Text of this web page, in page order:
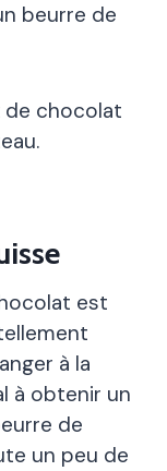
beurre de
est
à la
à obtenir un
de
un peu de